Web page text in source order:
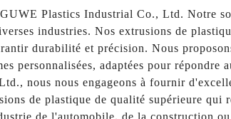
Plastics Industrial Co., Ltd. Notre
industries. Nos extrusions de
durabilité et précision. Nous
personnalisées, adaptées pour répondre
nous nous engageons à fournir
de plastique de qualité supérieure qui
de l'automobile, de la construction